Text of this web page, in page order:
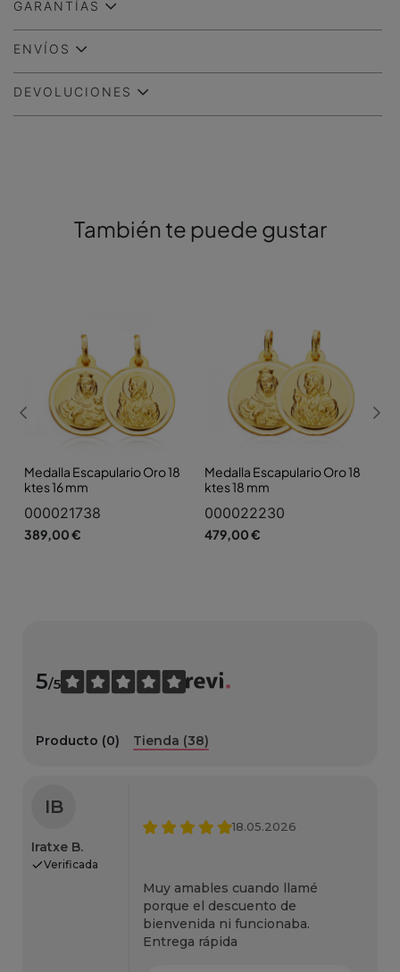
GARANTÍAS
ENVÍOS
DEVOLUCIONES
También te puede gustar
Medalla Escapulario Oro 18
ktes 16 mm
000021738
389,00 €
Medalla Escapulario Oro 18
ktes 18 mm
000022230
479,00 €
5/5
Producto (0) Tienda (38)
IB
Iratxe B.
Verificada
18.05.2026
Muy amables cuando llamé
porque el descuento de
bienvenida ni funcionaba.
Entrega rápida